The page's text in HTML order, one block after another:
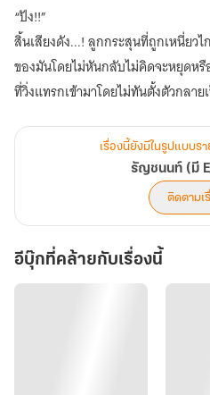
“ปัง!!”
สิ้นเสียงดัง...! ลูกกระสุนที่ถูกเหนี่ยว
ของมันโดยไม่หันกลับไม่คิดจะหยุดห
เรื่องนี้ยังมีในรูปแบบร
รัญชนนท์ (มี
ติดตามเ
อีบุ๊กที่คล้ายกับเรื่องนี้